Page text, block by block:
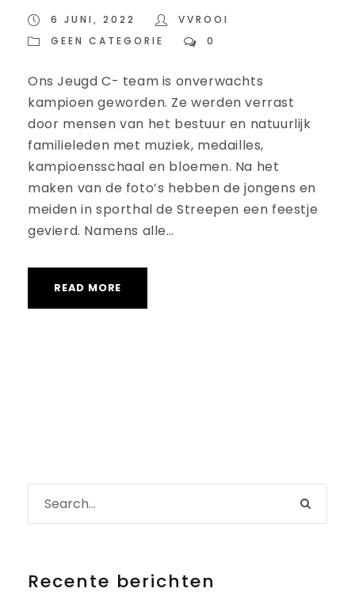
6 JUNI, 2022
VVROOI
GEEN CATEGORIE
0
Ons Jeugd C- team is onverwachts
kampioen geworden. Ze werden verrast
door mensen van het bestuur en natuurlijk
familieleden met muziek, medailles,
kampioensschaal en bloemen. Na het
maken van de foto’s hebben de jongens en
meiden in sporthal de Streepen een feestje
gevierd. Namens alle…
READ MORE
Recente berichten